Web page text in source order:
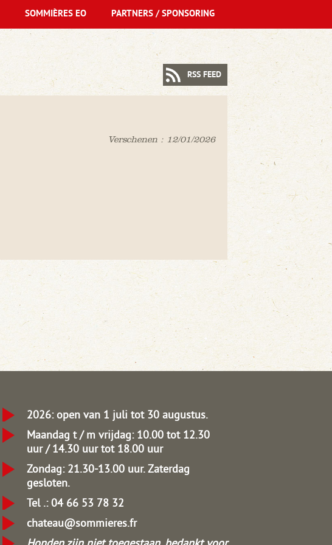
RSS FEED
Verschenen : 12/01/2026
SOMMIÈRES EO PARTNERS / SPONSORING
2026: open van 1 juli tot 30 augustus.
Maandag t / m vrijdag: 10.00 tot 12.30
uur / 14.30 uur tot 18.00 uur
Zondag: 21.30-13.00 uur.Zaterdag
gesloten.
Tel .: 04 66 53 78 32
chateau@sommieres.fr